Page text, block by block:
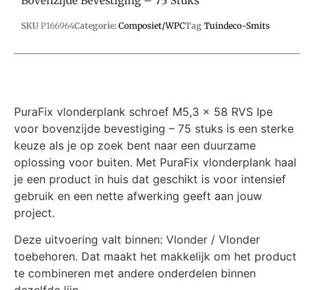
SKU P166964Categorie: Composiet/WPCTag Tuindeco-Smits
PuraFix vlonderplank schroef M5,3 x 58 RVS Ipe
voor bovenzijde bevestiging – 75 stuks is een sterke
keuze als je op zoek bent naar een duurzame
oplossing voor buiten. Met PuraFix vlonderplank haal
je een product in huis dat geschikt is voor intensief
gebruik en een nette afwerking geeft aan jouw
project.
Deze uitvoering valt binnen: Vlonder / Vlonder
toebehoren. Dat maakt het makkelijk om het product
te combineren met andere onderdelen binnen